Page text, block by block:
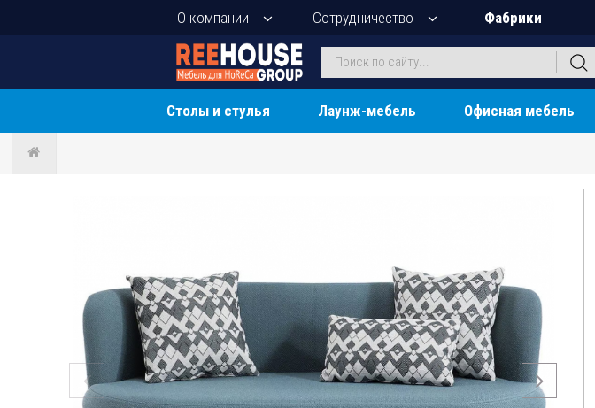
О компании Сотрудничество Фабрики
Столы и стулья Лаунж-мебель Офисная мебель